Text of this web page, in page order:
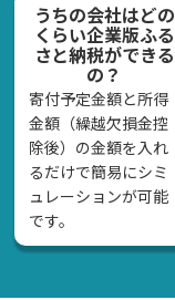
うちの会社はどの
くらい企業版ふる
さと納税ができる
の？
寄付予定金額と所得
金額（繰越欠損金控
除後）の金額を入れ
るだけで簡易にシミ
ュレーションが可能
です。